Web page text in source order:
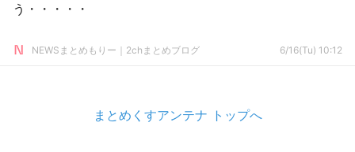
う・・・・・
NEWSまとめもりー｜2chまとめブログ 6/16(Tu) 10:12
まとめくすアンテナ トップへ